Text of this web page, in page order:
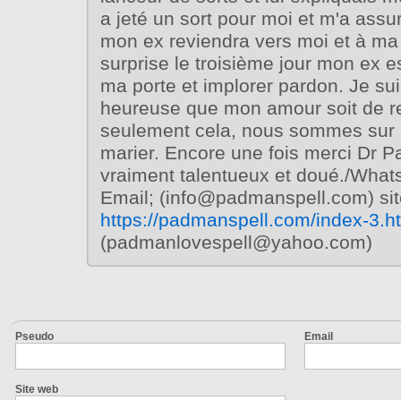
a jeté un sort pour moi et m'a
mon ex reviendra vers moi et à
surprise le troisième jour mon ex
ma porte et implorer pardon. Je
heureuse que mon amour soit de
seulement cela, nous sommes
marier. Encore une fois merci Dr
vraiment talentueux et doué./
Email; (info@padmanspell.com)
https://padmanspell.com/index-
(padmanlovespell@yahoo.com)
Pseudo Email
Site web